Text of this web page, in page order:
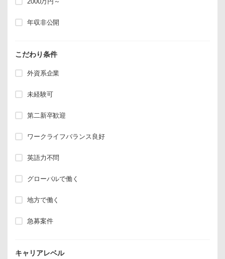
年収非公開
こだわり条件
外資系企業
未経験可
第二新卒歓迎
ワークライフバランス良好
英語力不問
グローバルで働く
地方で働く
急募案件
キャリアレベル